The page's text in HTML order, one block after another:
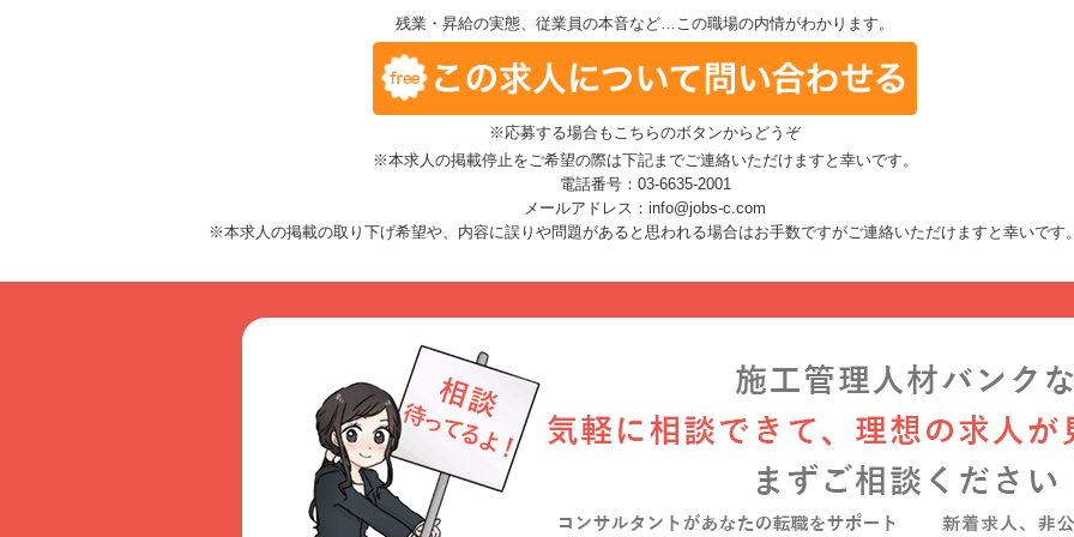
残業・昇給の実態、従業員の本音など…この職場の内情がわかります。
※応募する場合もこちらのボタンからどうぞ
※本求人の掲載停止をご希望の際は下記までご連絡いただけますと幸いです。
電話番号：03-6635-2001
メールアドレス：info@jobs-c.com
※本求人の掲載の取り下げ希望や、内容に誤りや問題があると思われる場合はお手数ですがご連絡いただけますと幸いです